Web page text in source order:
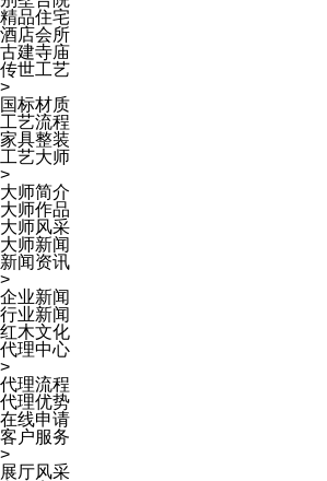
精品住宅
酒店会所
古建寺庙
传世工艺
>
国标材质
工艺流程
家具整装
工艺大师
>
大师简介
大师作品
大师风采
大师新闻
新闻资讯
>
企业新闻
行业新闻
红木文化
代理中心
>
代理流程
代理优势
在线申请
客户服务
>
展厅风采